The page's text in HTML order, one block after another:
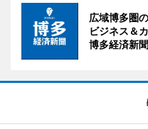
広域博多圏の
ビジネス＆
博多経済新聞